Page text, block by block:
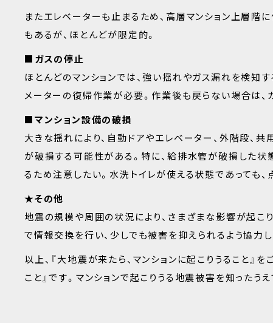
またエレベーターも止まるため、高層マンション上層階
もあるが、ほとんどが限定的。
■ガスの停止
ほとんどのマンションでは、強い揺れやガス漏れを検知
メーターの復帰作業が必要。作業後も戻らない場合は、
■マンション設備の破損
大きな揺れにより、自動ドアやエレベーター、外階段、
が破損する可能性がある。特に、給排水管が破損した
るため注意したい。水洗トイレが使える状態であっても
★その他
地震の規模や周囲の状況により、さまざまな影響が起こ
で情報交換を行い、少しでも被害を抑えられるよう協力
以上、『大地震が来たら、マンションに起こりうること』
こと』です。マンションで起こりうる地震被害を知ったう